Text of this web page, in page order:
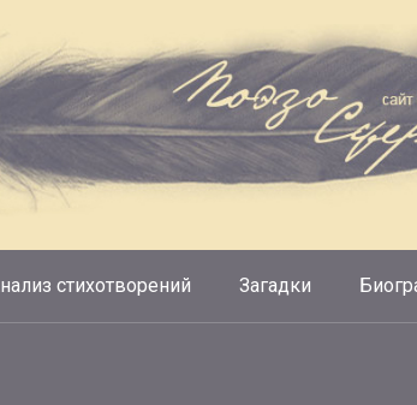
стихотворений Загадки